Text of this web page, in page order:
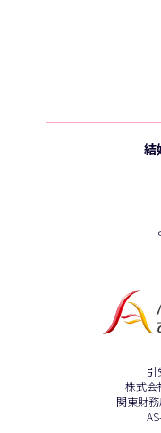
結
引
株式会
関東財